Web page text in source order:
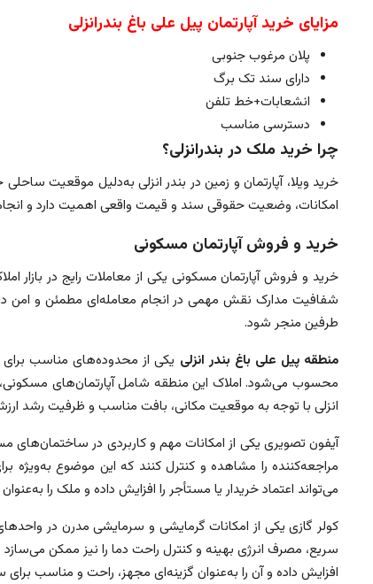
مزایای خرید آپارتمان پیل علی باغ بندرانزلی
پلان مرغوب جنوبی
دارای سند تک برگ
انشعابات+خط تلفن
دسترسی مناسب
چرا خرید ملک در بندرانزلی؟
خرید ویلا، آپارتمان و زمین در بندر انزلی به‌دلیل موقعیت
امکانات، وضعیت حقوقی سند و قیمت واقعی اهمیت دارد و
خرید و فروش آپارتمان مسکونی
خرید و فروش آپارتمان مسکونی یکی از معاملات رایج در بازار
شفافیت مدارک نقش مهمی در انجام معامله‌ای مطمئن و امن
طرفین منجر شود.
منطقه پیل علی باغ بندر انزلی یکی از محدوده‌های مناسب
محسوب می‌شود. املاک این منطقه شامل آپارتمان‌های مسکونی،
انزلی با توجه به موقعیت مکانی، بافت مناسب و ظرفیت رشد
آیفون تصویری یکی از امکانات مهم و کاربردی در
مراجعه‌کننده را مشاهده و کنترل کنند که این موضوع به‌ویژه
می‌تواند اعتماد خریدار یا مستأجر را افزایش داده و ملک را
کولر گازی یکی از امکانات گرمایشی و سرمایشی مدرن در
سریع، مصرف انرژی بهینه و کنترل راحت دما را نیز ممکن
افزایش داده و آن را به‌عنوان گزینه‌ای مجهز، راحت و مناسب